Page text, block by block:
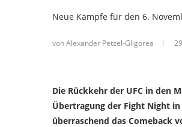
Neue Kämpfe für den 6.
von Alexander Petzel-Gligorea
Die Rückkehr der UFC in den
Übertragung der Fight Night
überraschend das Comeback